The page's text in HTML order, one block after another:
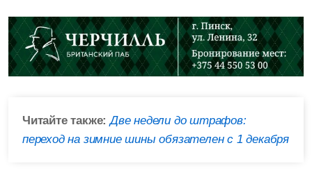
Читайте также:Две недели до штрафов:
переход на зимние шины обязателен с 1 декабря